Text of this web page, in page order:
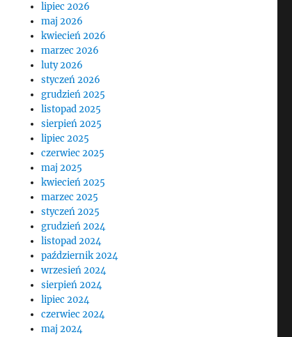
lipiec 2026
maj 2026
kwiecień 2026
marzec 2026
luty 2026
styczeń 2026
grudzień 2025
listopad 2025
sierpień 2025
lipiec 2025
czerwiec 2025
maj 2025
kwiecień 2025
marzec 2025
styczeń 2025
grudzień 2024
listopad 2024
październik 2024
wrzesień 2024
sierpień 2024
lipiec 2024
czerwiec 2024
maj 2024